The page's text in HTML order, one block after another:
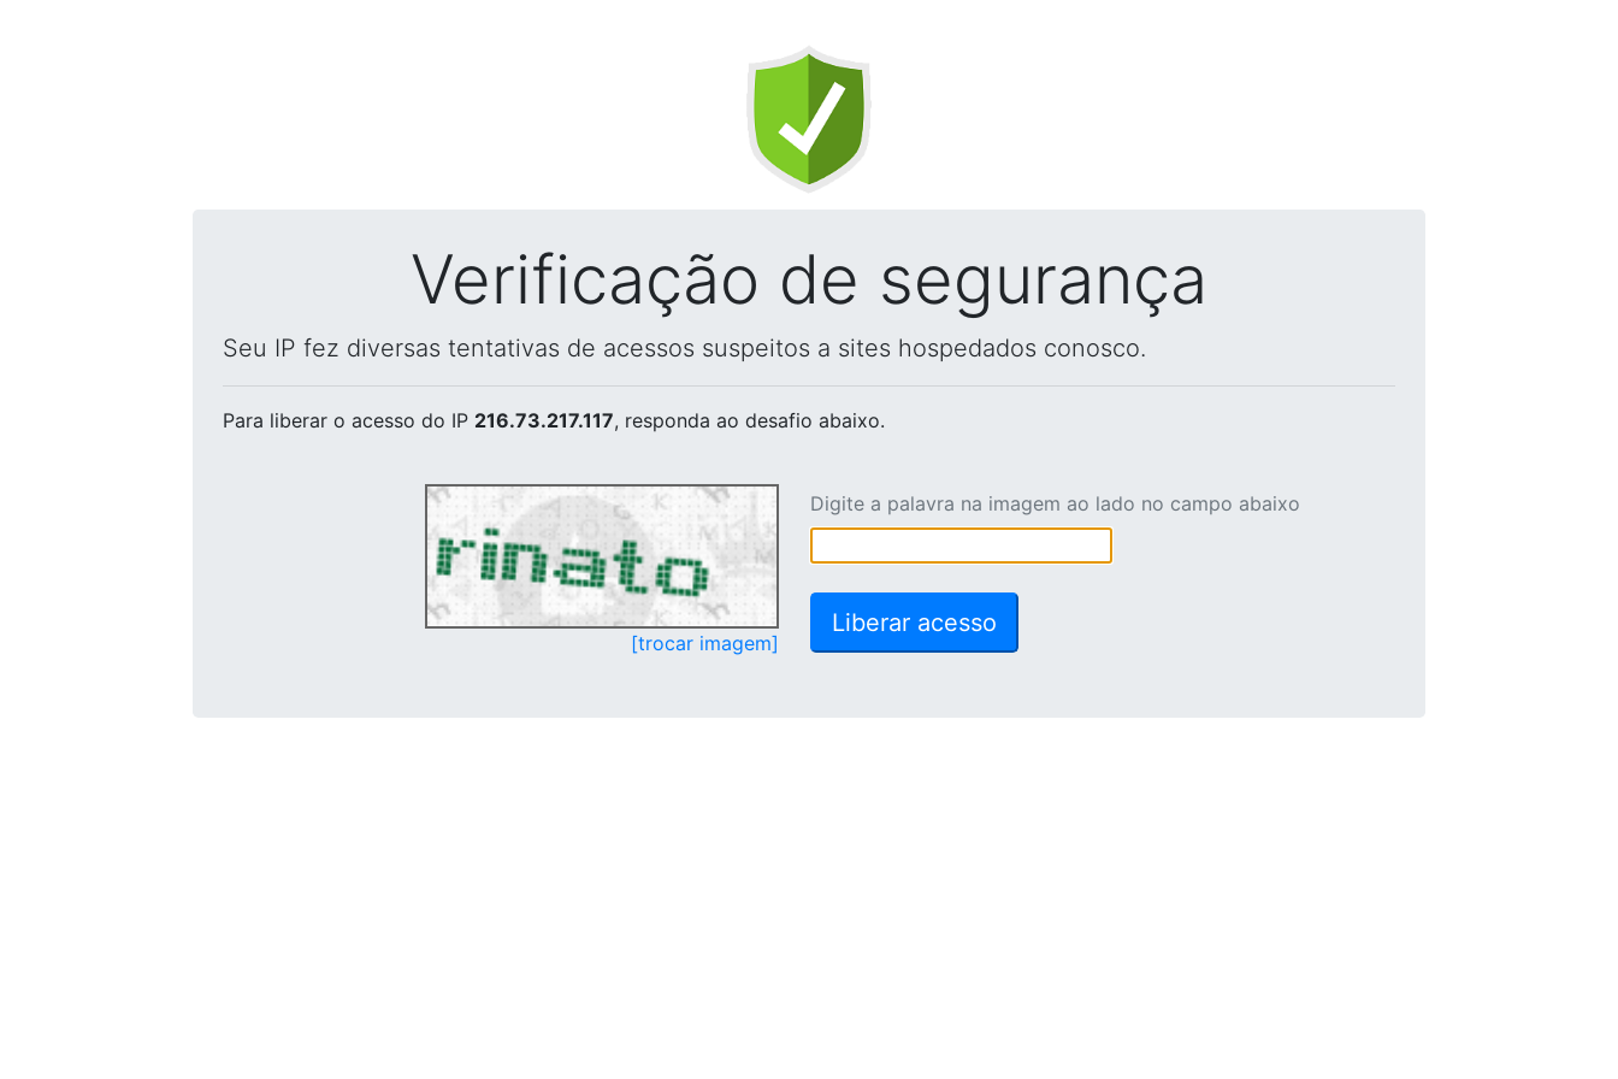
Verificação de segurança
Seu IP fez diversas tentativas de acessos suspeitos a sites hospedados conosco.
Para liberar o acesso do IP 216.73.217.117, responda ao desafio abaixo.
[trocar imagem]
Digite a palavra na imagem ao lado no campo abaixo